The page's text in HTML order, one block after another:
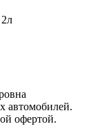
автомобилей.
офертой.